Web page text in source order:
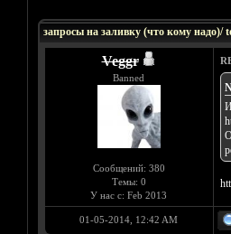
запросы на заливку (что кому надо)/
Veggr
Banned
Сообщений: 380
Темы: 0
У нас с: Feb 2013
01-05-2014, 12:42 AM